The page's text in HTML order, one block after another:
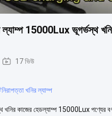
ল্যাম্প 15000Lux ভূগর্ভস্থ
17 ভিউ
নিরাপত্তা খনির ল্যাম্প
কাজের হেডল্যাম্প 15000Lux পণ্যের